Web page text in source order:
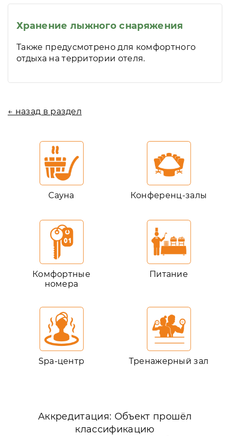
Хранение лыжного снаряжения
Также предусмотрено для комфортного
отдыха на территории отеля.
← назад в раздел
Сауна Конференц-залы
Комфортные
номера
Питание
Spa-центр Тренажерный зал
Аккредитация: Объект прошёл
классификацию